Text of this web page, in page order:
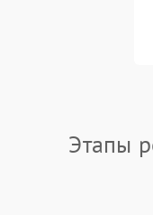
Этапы